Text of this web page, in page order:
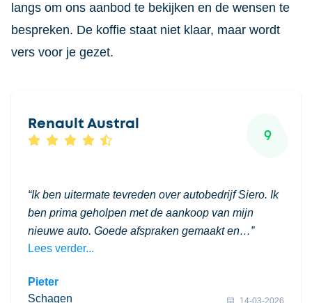
langs om ons aanbod te bekijken en de wensen te
bespreken. De koffie staat niet klaar, maar wordt
vers voor je gezet.
Renault Austral
9
Ik ben uitermate tevreden over autobedrijf Siero. Ik
ben prima geholpen met de aankoop van mijn
nieuwe auto. Goede afspraken gemaakt en…
Lees verder...
Pieter
Schagen
14-03-2026